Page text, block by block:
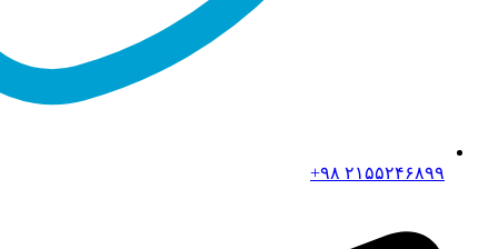
۲۱۵۵۲۴۶۸۹۹ ۹۸+